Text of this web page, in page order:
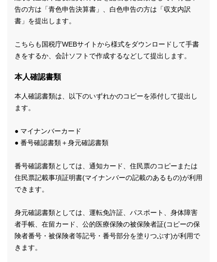
告の方は「青色申告決算書」、白色申告の方は「収支内訳
書」を提出します。
こちらも国税庁WEBサイトから様式をダウンロードして手書
きをするか、会計ソフトで作成するなどして提出します。
本人確認書類
本人確認書類は、以下のいずれかのコピーを添付して提出し
ます。
● マイナンバーカード
● 番号確認書類＋身元確認書類
番号確認書類としては、通知カード、住民票のコピーまたは
住民票記載事項証明書(マイナンバーの記載のあるもの)が利用
できます。
身元確認書類としては、運転免許証、パスポート、身体障害
者手帳、在留カード、公的医療保険の被保険者証(コピーの保
険者番号・被保険者等記号・番号部分を塗りつぶす)が利用で
きます。